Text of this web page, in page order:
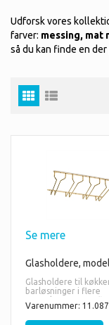
Udforsk vores
farver: messing, mat
så du kan finde en
Se mere
Glasholdere,
Glasholdere til
barløsninger i flere
størrelser og
Varenummer: